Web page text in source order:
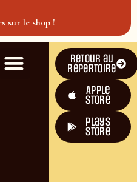
sur le shop !
Retour au
répertoire
Apple
Store
plays
store